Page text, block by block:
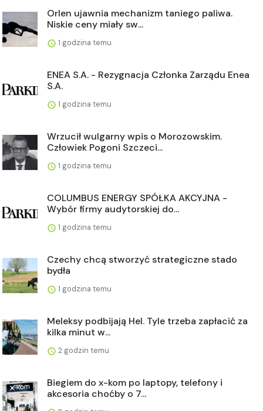
Orlen ujawnia mechanizm taniego paliwa.
Niskie ceny miały sw...
1 godzina temu
ENEA S.A. - Rezygnacja Członka Zarządu Enea
S.A.
1 godzina temu
Wrzucił wulgarny wpis o Morozowskim.
Człowiek Pogoni Szczeci...
1 godzina temu
COLUMBUS ENERGY SPÓŁKA AKCYJNA -
Wybór firmy audytorskiej do...
1 godzina temu
Czechy chcą stworzyć strategiczne stado
bydła
1 godzina temu
Meleksy podbijają Hel. Tyle trzeba zapłacić za
kilka minut w...
2 godzin temu
Biegiem do x-kom po laptopy, telefony i
akcesoria choćby o 7...